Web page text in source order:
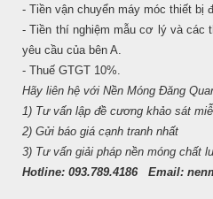
- Tiền vận chuyển máy móc thiết bị
- Tiền thí nghiệm mẫu cơ lý và các
yêu cầu của bên A.
- Thuế GTGT 10%.
Hãy liên hệ với Nền Móng Đăng
1) Tư vấn lập đề cương khảo sát
2) Gửi báo giá cạnh tranh nhất
3) Tư vấn giải pháp nền móng chất
Hotline: 093.789.4186 Email: